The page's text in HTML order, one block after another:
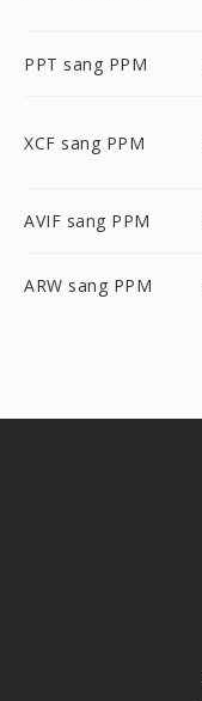
PPT sang PPM
XCF sang PPM
AVIF sang PPM
ARW sang PPM